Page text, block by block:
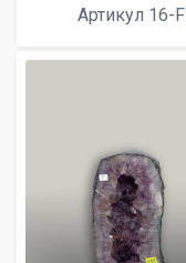
Артикул 16-F